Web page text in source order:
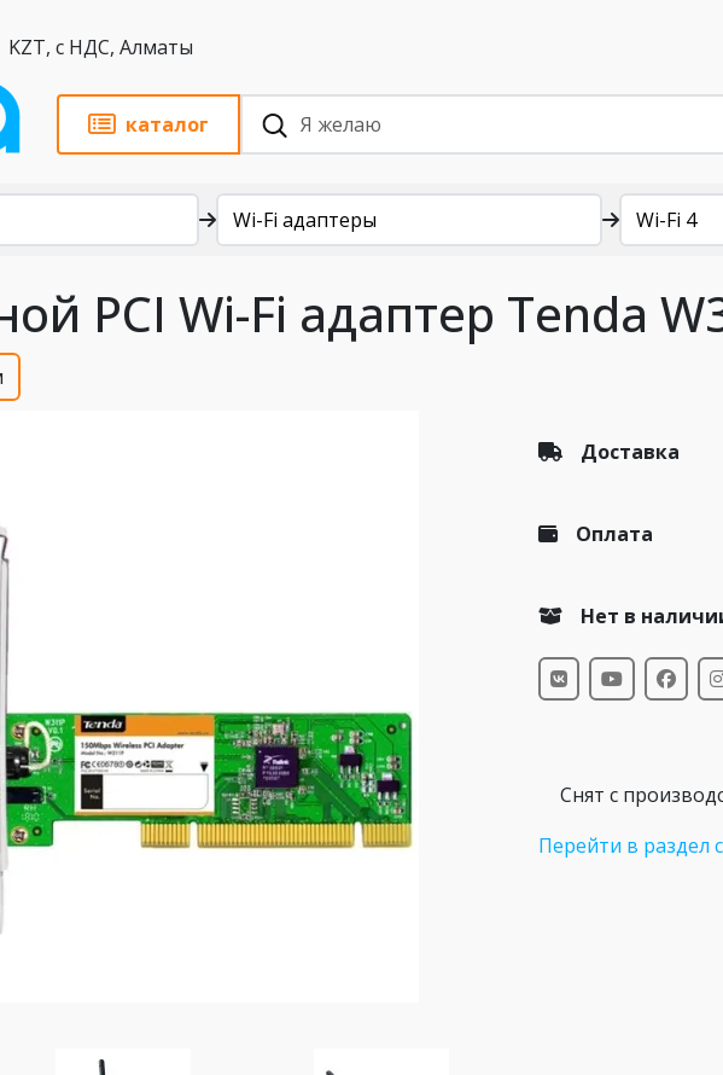
KZT, с НДС, Алматы
каталог
Wi-Fi адаптеры Wi-Fi 4
PCI Wi-Fi адаптер Tenda
Доставка
Оплата
Нет в
Снят с
Перейти в раздел